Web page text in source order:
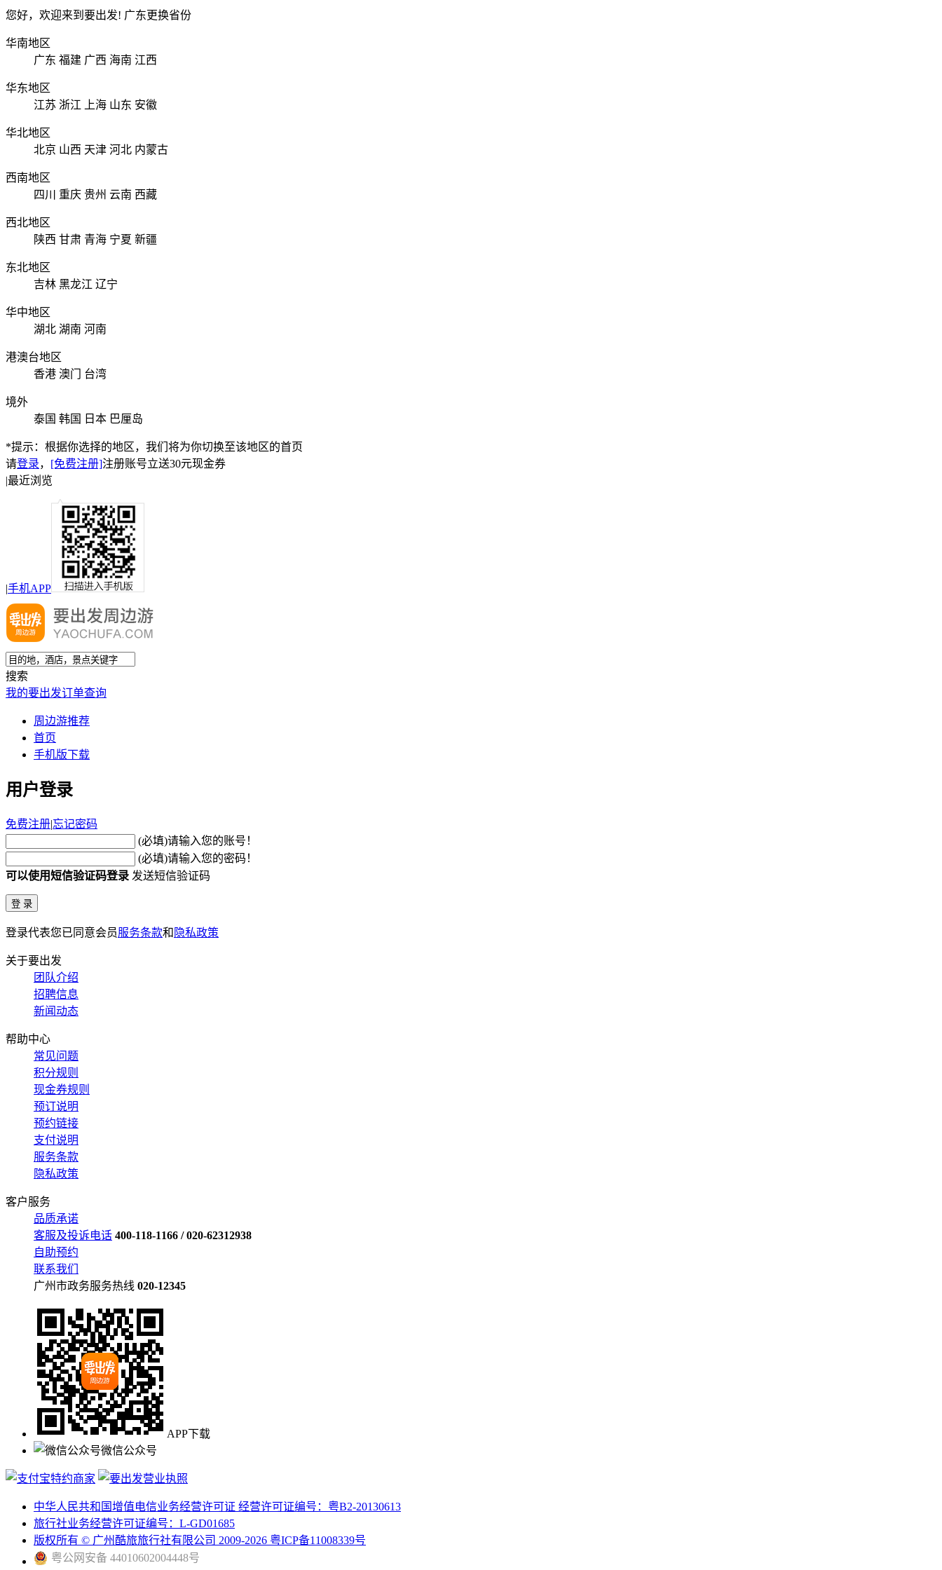
您好，欢迎来到要出发! 广东更换省份
华南地区
广东 福建 广西 海南 江西
华东地区
江苏 浙江 上海 山东 安徽
华北地区
北京 山西 天津 河北 内蒙古
西南地区
四川
重庆 贵州 云南 西藏
西北地区
陕西 甘肃 青海 宁夏 新疆
东北地区
吉林 黑龙江 辽宁
华中地区
湖北 湖南 河南
港澳台地区
香港 澳门 台湾
境外
泰国 韩国 日本 巴厘岛
*提示：根据你选择的地区，我们将为你切换至该地区的首页
请登录， [免费注册]注册账号立送30元现金券
|最近浏览
|手机APP
搜索
我的要出发订单查询
周边游推荐
首页
手机版下载
用户登录
免费注册|忘记密码
(必填)请输入您的账号！
(必填)请输入您的密码！
可以使用短信验证码登录 发送短信验证码
登录代表您已同意会员服务条款和 隐私政策
关于要出发
团队介绍
招聘信息
新闻动态
帮助中心
常见问题
积分规则
现金券规则
预订说明
预约链接
支付说明
服务条款
隐私政策
客户服务
品质承诺
客服及投诉电话 400-118-1166 / 020-62312938
自助预约
联系我们
广州市政务服务热线 020-12345
APP下载
微信公众号
中华人民共和国增值电信业务经营许可证 经营许可证编号：粤B2-20130613
旅行社业务经营许可证编号：L-GD01685
版权所有 © 广州酷旅旅行社有限公司 2009-2026 粤ICP备11008339号
粤公网安备 44010602004448号